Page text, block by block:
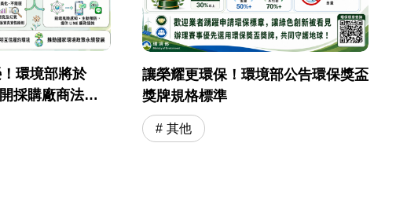
環境部將於
採購廠商法遵
讓榮耀更環保！環境部公告環保獎盃
獎牌規格標準
其他